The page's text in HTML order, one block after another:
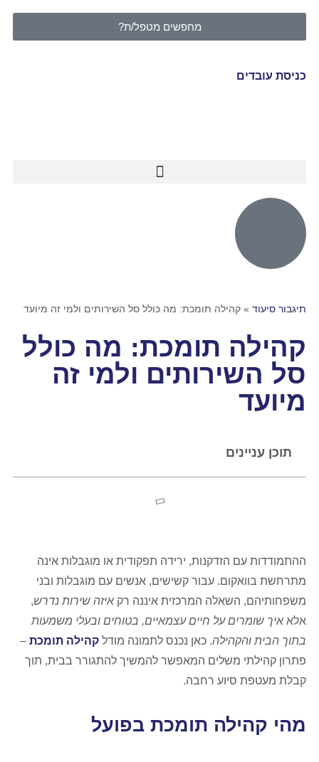
מחפשים מטפל/ת?
כניסת עובדים
תיגבור סיעוד » קהילה תומכת: מה כולל סל השירותים ולמי זה מיועד
קהילה תומכת: מה כולל
סל השירותים ולמי זה
מיועד
תוכן עניינים
ההתמודדות עם הזדקנות, ירידה תפקודית או מוגבלות אינה
מתרחשת בוואקום. עבור קשישים, אנשים עם מוגבלות ובני
משפחותיהם, השאלה המרכזית איננה רקאיזה שירות נדרש,
אלאאיך שומרים על חיים עצמאיים, בטוחים ובעלי משמעות
בתוך הבית והקהילה. כאן נכנס לתמונה מודל קהילה תומכת –
פתרון קהילתי משלים המאפשר להמשיך להתגורר בבית, תוך
קבלת מעטפת סיוע רחבה.
מהי קהילה תומכת בפועל